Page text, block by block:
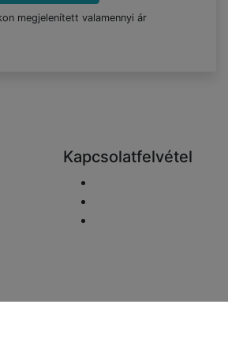
megjelenített valamennyi ár
Kapcsolatfelvétel